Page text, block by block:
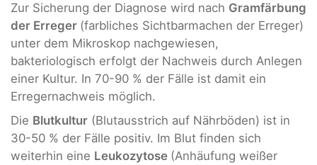
Zur Sicherung der Diagnose wird nach Gramfärbung
der Erreger (farbliches Sichtbarmachen der Erreger)
unter dem Mikroskop nachgewiesen,
bakteriologisch erfolgt der Nachweis durch Anlegen
einer Kultur. In 70-90 % der Fälle ist damit ein
Erregernachweis möglich.
Die Blutkultur (Blutausstrich auf Nährböden) ist in
30-50 % der Fälle positiv. Im Blut finden sich
weiterhin eine Leukozytose (Anhäufung weißer